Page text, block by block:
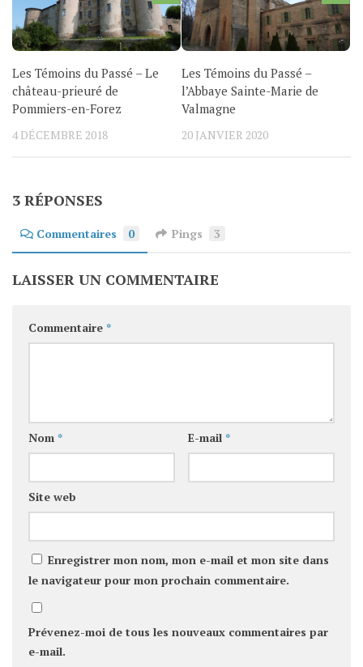
Les Témoins du Passé – Le
château-prieuré de
Pommiers-en-Forez
4 DÉCEMBRE 2018
Les Témoins du Passé –
l’Abbaye Sainte-Marie de
Valmagne
20 JANVIER 2020
3 RÉPONSES
Commentaires 0 Pings 3
LAISSER UN COMMENTAIRE
Commentaire *
Nom * E-mail *
Site web
Enregistrer mon nom, mon e-mail et mon site dans
le navigateur pour mon prochain commentaire.
Prévenez-moi de tous les nouveaux commentaires par
e-mail.